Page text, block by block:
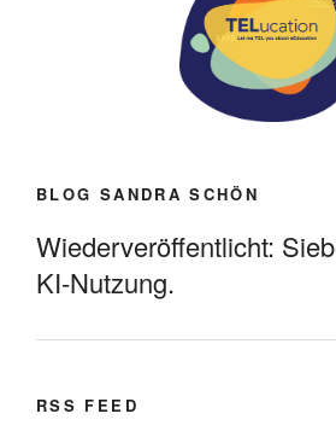
BLOG SANDRA SCHÖN
Wiederveröffentlicht:
KI-Nutzung.
RSS FEED